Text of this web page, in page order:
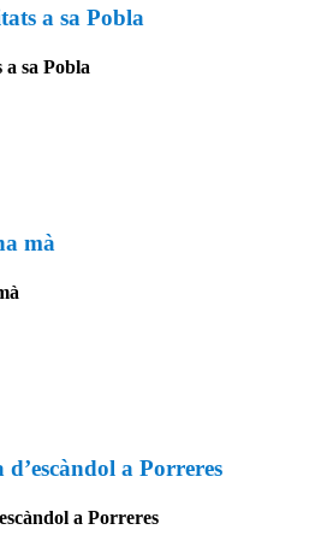
a sa Pobla
sa Pobla
mà
d’escàndol a Porreres
a Porreres